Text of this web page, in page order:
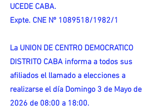
UCEDE CABA.
Expte. CNE Nº 1089518/1982/1
La UNION DE CENTRO DEMOCRATICO
DISTRITO CABA informa a todos sus
afiliados el llamado a elecciones a
realizarse el día Domingo 3 de Mayo de
2026 de 08:00 a 18:00.